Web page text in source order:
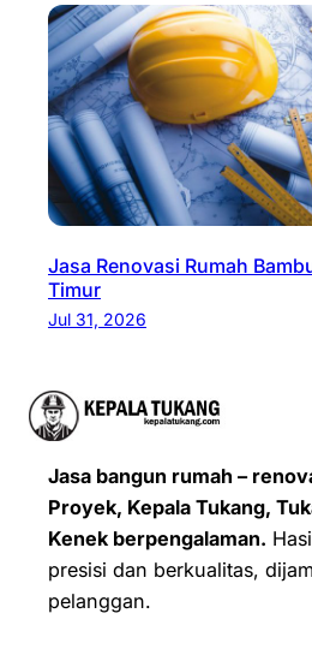
Jasa Renovasi Rumah
Timur
Jul 31, 2026
Jasa bangun rumah –
Proyek, Kepala Tukang,
Kenek berpengalaman.
presisi dan berkualitas,
pelanggan.